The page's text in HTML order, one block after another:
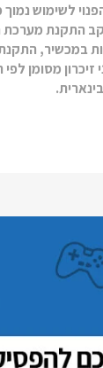
לשימוש
התקנת מערכת
במכשיר,
זיכרון מסומן